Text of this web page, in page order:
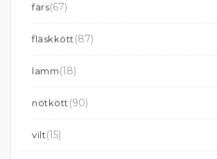
färs(67)
fläskkött(87)
lamm(18)
nötkött(90)
vilt(15)